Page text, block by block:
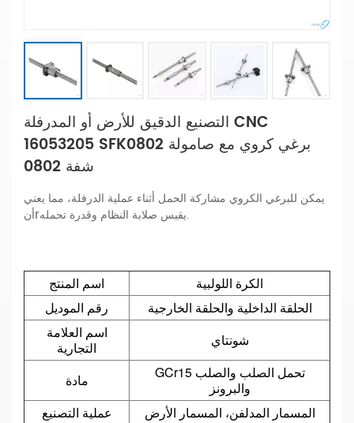
التصنيع الدقيق للأرض أو المدرفلة CNC
16053205 SFK0802 برغي كروي مع صامولة
شفة 0802
يمكن للبرغي الكروي مشاركة الحمل أثناء عملية الدرفلة، مما يعني
أنr يقيس صلابة النظام وقدرة تحمله.
اسم المنتج
الكرة اللولبية
رقم الموديل
الحلقة الداخلية والحلقة الخارجية
اسم العلامة
التجارية
شونتاي
مادة
GCr15 تحمل الصلب والصلب
والبرونز
عملية التصنيع
المسمار المدلفن، المسمار الأرض